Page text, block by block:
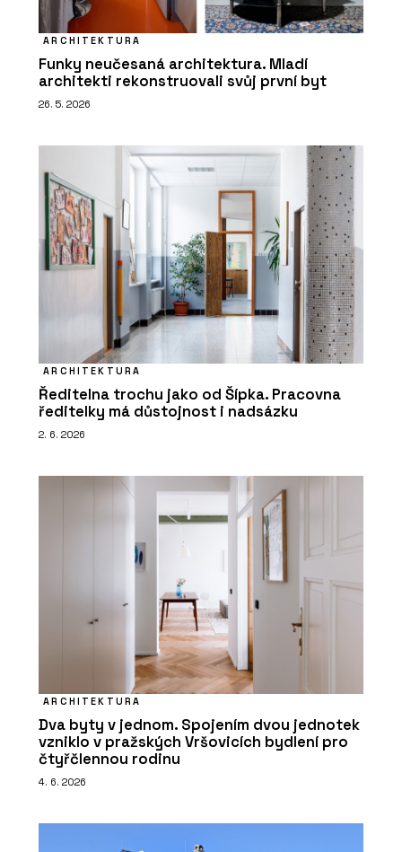
ARCHITEKTURA
Funky neučesaná architektura. Mladí
architekti rekonstruovali svůj první byt
26. 5. 2026
ARCHITEKTURA
Ředitelna trochu jako od Šípka. Pracovna
ředitelky má důstojnost i nadsázku
2. 6. 2026
ARCHITEKTURA
Dva byty v jednom. Spojením dvou jednotek
vzniklo v pražských Vršovicích bydlení pro
čtyřčlennou rodinu
4. 6. 2026